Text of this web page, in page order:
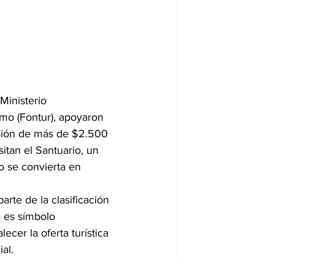
(Fontur), apoyaron
de más de $2.500
el Santuario, un
se convierta en
de la clasificación
es símbolo
la oferta turística